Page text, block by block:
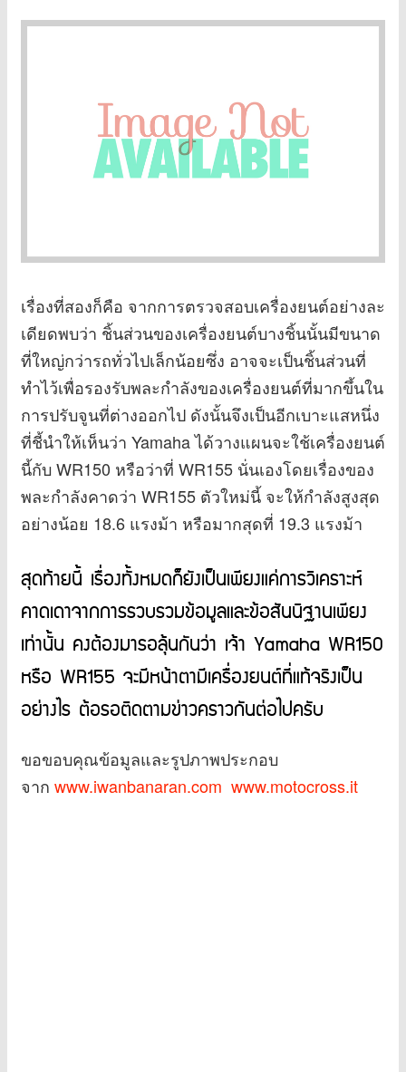
เรื่องที่สองก็คือ จากการตรวจสอบเครื่องยนต์อย่างละ
เดียดพบว่า ชิ้นส่วนของเครื่องยนต์บางชิ้นนั้นมีขนาด
ที่ใหญ่กว่ารถทั่วไปเล็กน้อยซึ่ง อาจจะเป็นชิ้นส่วนที่
ทำไว้เพื่อรองรับพละกำลังของเครื่องยนต์ที่มากขึ้นใน
การปรับจูนที่ต่างออกไป ดังนั้นจึงเป็นอีกเบาะแสหนึ่ง
ที่ชี้นำให้เห็นว่า Yamaha ได้วางแผนจะใช้เครื่องยนต์
นี้กับ WR150 หรือว่าที่ WR155 นั่นเองโดยเรื่องของ
พละกำลังคาดว่า WR155 ตัวใหม่นี้ จะให้กำลังสูงสุด
อย่างน้อย 18.6 แรงม้า หรือมากสุดที่ 19.3 แรงม้า
สุดท้ายนี้ เรื่องทั้งหมดก็ยังเป็นเพียงแค่การวิเคราะห์
คาดเดาจากการรวบรวมข้อมูลและข้อสันนิฐานเพียง
เท่านั้น คงต้องมารอลุ้นกันว่า เจ้า Yamaha WR150
หรือ WR155 จะมีหน้าตามีเครื่องยนต์ที่แท้จริงเป็น
อย่างไร ต้อรอติดตามข่าวคราวกันต่อไปครับ
ขอขอบคุณข้อมูลและรูปภาพประกอบ
จาก www.iwanbanaran.com www.motocross.it